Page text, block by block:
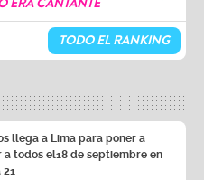
TODO EL RANKING
llega a Lima para poner a
a todos el18 de septiembre en
21